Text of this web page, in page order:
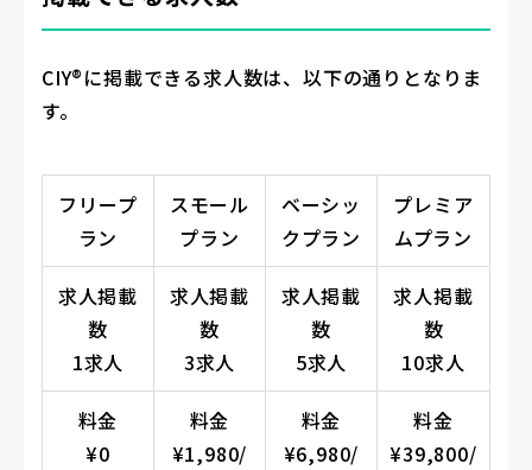
CIY®に掲載できる求人数は、以下の通りとなりま
す。
フリープ
ラン
スモール
プラン
ベーシッ
クプラン
プレミア
ムプラン
求人掲載
数
1求人
求人掲載
数
3求人
求人掲載
数
5求人
求人掲載
数
10求人
料金
¥0
料金
¥1,980/
料金
¥6,980/
料金
¥39,800/